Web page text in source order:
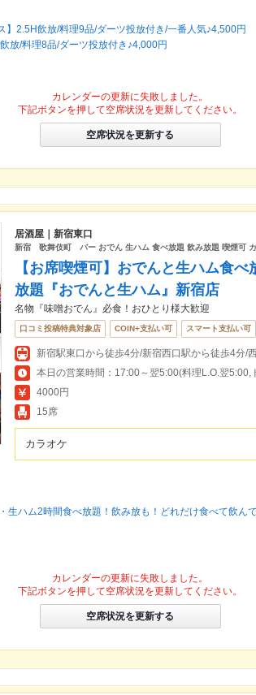
】2.5H飲放/料理9品/ダーツ投放付き/一番人気♪4,500円
放/料理8品/ダーツ投放付き♪4,000円
カレンダーの更新に失敗しました。
下記ボタンを押して空席状況を更新してください。
空席状況を更新する
居酒屋｜新宿東口
新宿 歌舞伎町 バー おでん 生ハム 食べ放題 飲み放題 喫煙可
【お席喫煙可】おでんと生ハム食
放題『おでんと生ハム』新宿店
名物『味噌おでん』必食！おひとり様大歓迎
口コミ投稿特典対象店 COIN+支払い可 スマート支払い可
新宿駅東口から徒歩4分/新宿西口駅から徒歩4分/
本日の営業時間：17:00～翌5:00(料理L.O.翌5:00,
4000円
15席
カラオケ
生ハム2時間食べ放題！飲み放も！どれだけ食べて飲ん
カレンダーの更新に失敗しました。
下記ボタンを押して空席状況を更新してください。
空席状況を更新する